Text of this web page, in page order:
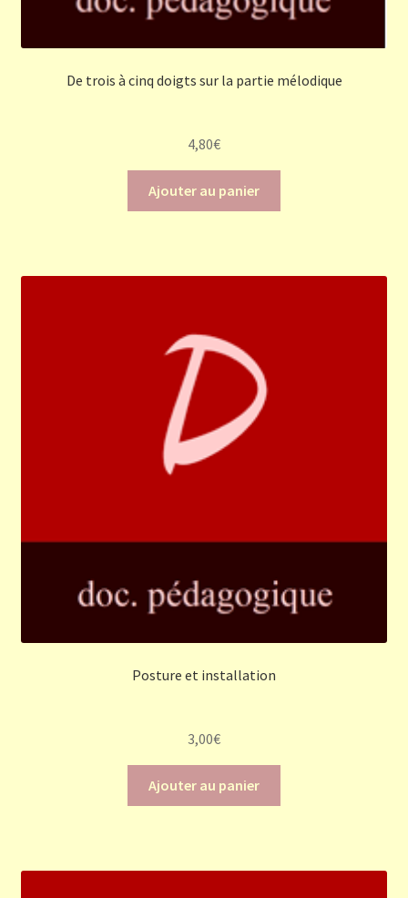
De trois à cinq doigts sur la partie mélodique
4,80€
Ajouter au panier
Posture et installation
3,00€
Ajouter au panier